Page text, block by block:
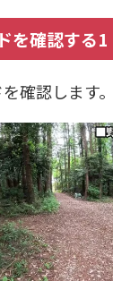
を確認する1
確認します。